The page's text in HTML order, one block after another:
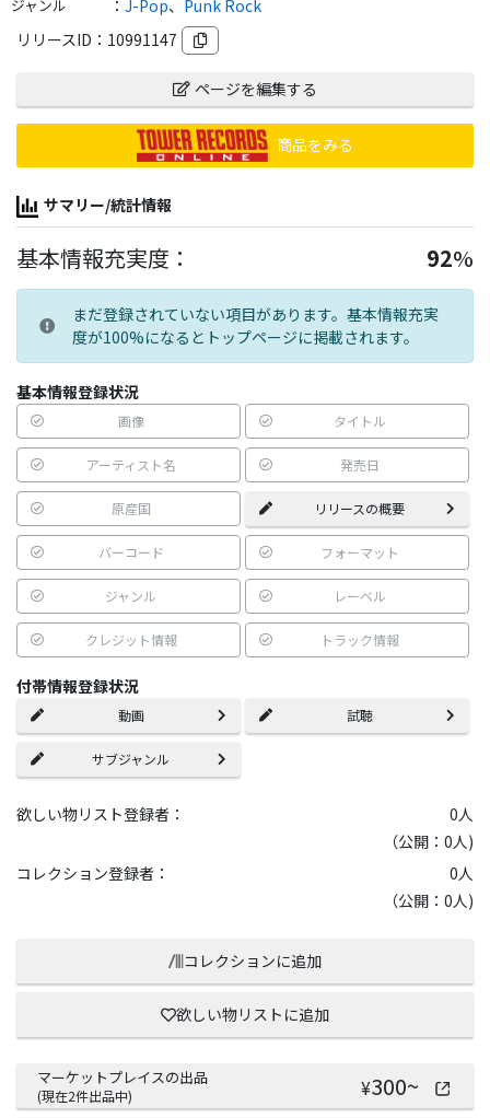
ジャンル ： J-Pop、 Punk Rock
リリースID： 10991147
ページを編集する
商品をみる
サマリー/統計情報
基本情報充実度： 92%
まだ登録されていない項目があります。基本情報充実
度が100%になるとトップページに掲載されます。
基本情報登録状況
画像 タイトル
アーティスト名 発売日
原産国 リリースの概要
バーコード フォーマット
ジャンル レーベル
クレジット情報 トラック情報
付帯情報登録状況
動画 試聴
サブジャンル
欲しい物リスト登録者： 0人
（公開：0人)
コレクション登録者：
0人
（公開：0人)
コレクションに追加
欲しい物リストに追加
マーケットプレイスの出品
(現在2件出品中) ¥300~